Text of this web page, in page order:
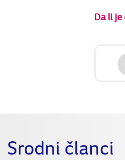
Da li
Srodni članci